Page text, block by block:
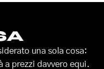
una sola cosa:
prezzi davvero equi.